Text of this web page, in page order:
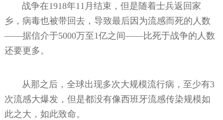
战争在1918年11月结束，但是随着士兵返回家
乡，病毒也被带回去，导致最后因为流感而死的人数
——据信介于5000万至1亿之间——比死于战争的人数
还要更多。
从那之后，全球出现多次大规模流行病，至少有3
次流感大爆发，但是都没有像西班牙流感传染规模如
此之大，如此致命。